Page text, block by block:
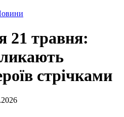
21 травня:
стрічками